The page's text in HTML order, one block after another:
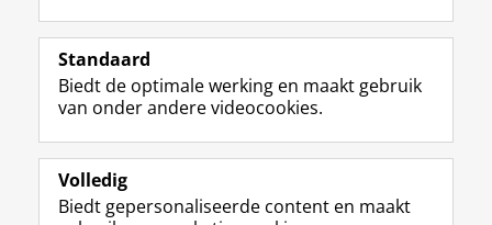
Volg de RUG
F
a
e
b
o
p
L
i
k
e
I
-
R
S
-
f
e
R
I
n
t
r
m
Y
o
T
e
k
Studiekiezers
Alumni
Over ons
Standaard
Biedt de optimale werking en maakt gebruik
van onder andere videocookies.
Volledig
Biedt gepersonaliseerde content en maakt